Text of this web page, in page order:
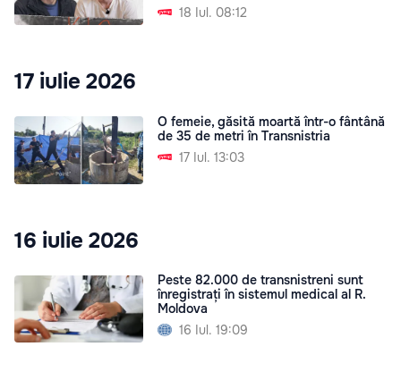
18 Iul. 08:12
17 iulie 2026
O femeie, găsită moartă într-o fântână
de 35 de metri în Transnistria
17 Iul. 13:03
16 iulie 2026
Peste 82.000 de transnistreni sunt
înregistrați în sistemul medical al R.
Moldova
16 Iul. 19:09